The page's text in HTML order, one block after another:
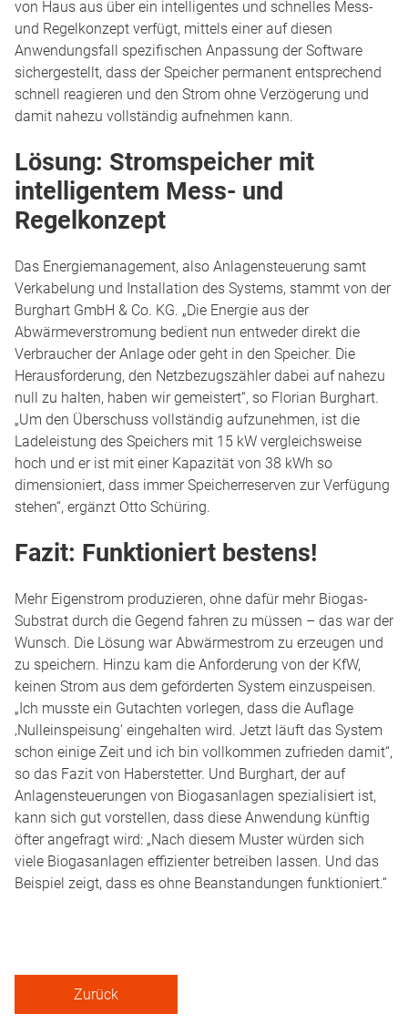
von Haus aus über ein intelligentes und schnelles Mess-
und Regelkonzept verfügt, mittels einer auf diesen
Anwendungsfall spezifischen Anpassung der Software
sichergestellt, dass der Speicher permanent entsprechend
schnell reagieren und den Strom ohne Verzögerung und
damit nahezu vollständig aufnehmen kann.
Lösung: Stromspeicher mit
intelligentem Mess- und
Regelkonzept
Das Energiemanagement, also Anlagensteuerung samt
Verkabelung und Installation des Systems, stammt von der
Burghart GmbH & Co. KG. „Die Energie aus der
Abwärmeverstromung bedient nun entweder direkt die
Verbraucher der Anlage oder geht in den Speicher. Die
Herausforderung, den Netzbezugszähler dabei auf nahezu
null zu halten, haben wir gemeistert“, so Florian Burghart.
„Um den Überschuss vollständig aufzunehmen, ist die
Ladeleistung des Speichers mit 15 kW vergleichsweise
hoch und er ist mit einer Kapazität von 38 kWh so
dimensioniert, dass immer Speicherreserven zur Verfügung
stehen“, ergänzt Otto Schüring.
Fazit: Funktioniert bestens!
Mehr Eigenstrom produzieren, ohne dafür mehr Biogas-
Substrat durch die Gegend fahren zu müssen – das war der
Wunsch. Die Lösung war Abwärmestrom zu erzeugen und
zu speichern. Hinzu kam die Anforderung von der KfW,
keinen Strom aus dem geförderten System einzuspeisen.
„Ich musste ein Gutachten vorlegen, dass die Auflage
‚Nulleinspeisung‘ eingehalten wird. Jetzt läuft das System
schon einige Zeit und ich bin vollkommen zufrieden damit“,
so das Fazit von Haberstetter. Und Burghart, der auf
Anlagensteuerungen von Biogasanlagen spezialisiert ist,
kann sich gut vorstellen, dass diese Anwendung künftig
öfter angefragt wird: „Nach diesem Muster würden sich
viele Biogasanlagen effizienter betreiben lassen. Und das
Beispiel zeigt, dass es ohne Beanstandungen funktioniert.“
Zurück